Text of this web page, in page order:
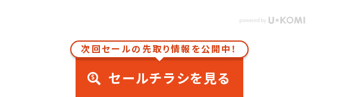
次回セールの先取り情報を公開中！
セールチラシを見る